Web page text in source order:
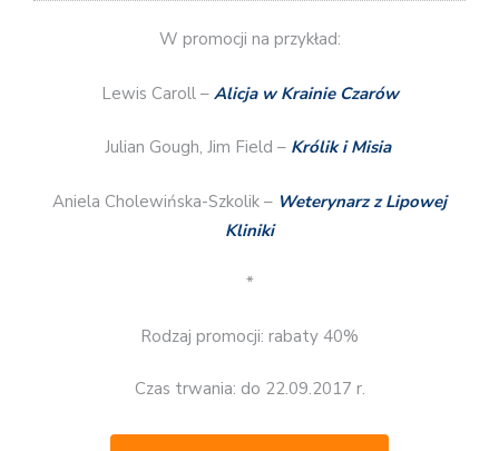
W promocji na przykład:
Lewis Caroll – Alicja w Krainie Czarów
Julian Gough, Jim Field – Królik i Misia
Aniela Cholewińska-Szkolik – Weterynarz z Lipowej
Kliniki
*
Rodzaj promocji: rabaty 40%
Czas trwania: do 22.09.2017 r.